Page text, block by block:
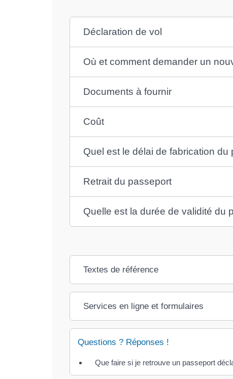
Déclaration de vol
Où et comment demander un
Documents à fournir
Coût
Quel est le délai de fabrication du
Retrait du passeport
Quelle est la durée de validité du
Textes de référence
Services en ligne et formulaires
Questions ? Réponses !
Que faire si je retrouve un passeport